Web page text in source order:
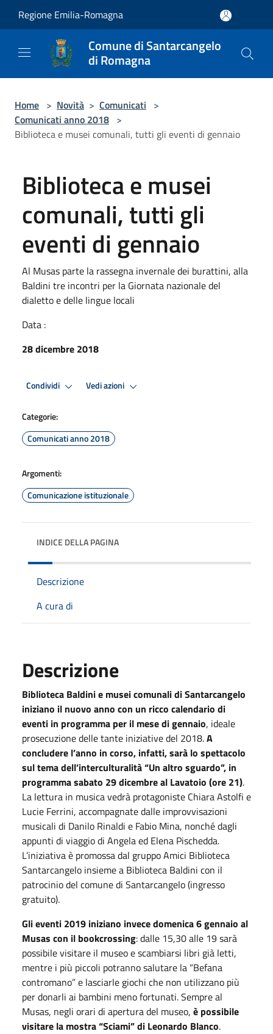
Regione Emilia-Romagna
Comune di Santarcangelo
di Romagna
Home > Novità > Comunicati >
Comunicati anno 2018 >
Biblioteca e musei comunali, tutti gli eventi di gennaio
Biblioteca e musei
comunali, tutti gli
eventi di gennaio
Al Musas parte la rassegna invernale dei burattini, alla
Baldini tre incontri per la Giornata nazionale del
dialetto e delle lingue locali
Data :
28 dicembre 2018
Condividi Vedi azioni
Categorie:
Comunicati anno 2018
Argomenti:
Comunicazione istituzionale
INDICE DELLA PAGINA
Descrizione
A cura di
Descrizione
Biblioteca Baldini e musei comunali di Santarcangelo
iniziano il nuovo anno con un ricco calendario di
eventi in programma per il mese di gennaio, ideale
prosecuzione delle tante iniziative del 2018.A
concludere l’anno in corso, infatti, sarà lo spettacolo
sul tema dell’interculturalità “Un altro sguardo”, in
programmasabato 29 dicembre al Lavatoio (ore 21).
La lettura in musica vedrà protagoniste Chiara Astolfi e
Lucie Ferrini, accompagnate dalle improvvisazioni
musicali di Danilo Rinaldi e Fabio Mina, nonché dagli
appunti di viaggio di Angela ed Elena Pischedda.
L’iniziativa è promossa dal gruppo Amici Biblioteca
Santarcangelo insieme a Biblioteca Baldini con il
patrocinio del comune di Santarcangelo (ingresso
gratuito).
Gli eventi 2019 iniziano invece domenica 6 gennaio al
Musas con il bookcrossing: dalle 15,30 alle 19 sarà
possibile visitare il museo e scambiarsi libri già letti,
mentre i più piccoli potranno salutare la “Befana
contromano” e lasciarle giochi che non utilizzano più
per donarli ai bambini meno fortunati. Sempre al
Musas, negli orari di apertura del museo, è possibile
visitare la mostra “Sciami” di Leonardo Blanco.